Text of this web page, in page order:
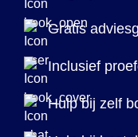
Gratis
Inclusief
Hulp bij zelf